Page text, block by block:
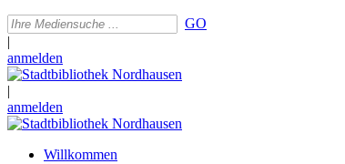
GO
|
anmelden
|
anmelden
Willkommen